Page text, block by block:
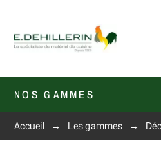
NOS GAMMES
Accueil Les gammes